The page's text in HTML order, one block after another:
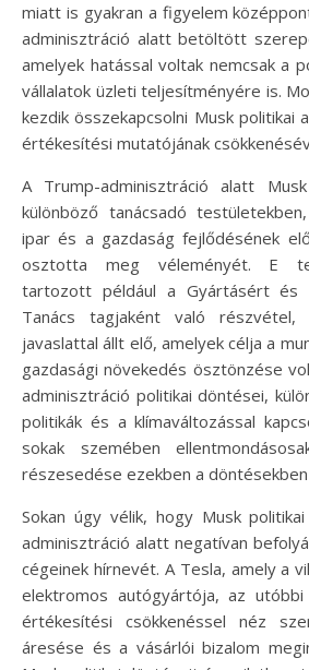
miatt is gyakran a figyelem
adminisztráció alatt betöltött
amelyek hatással voltak nemcsak a
vállalatok üzleti teljesítményére is.
kezdik összekapcsolni Musk politikai
értékesítési mutatójának
A Trump-adminisztráció alatt
különböző tanácsadó
ipar és a gazdaság fejlődésének
osztotta meg véleményét. E
tartozott például a Gyártásért és
Tanács tagjaként való részvétel,
javaslattal állt elő, amelyek célja a
gazdasági növekedés ösztönzése
adminisztráció politikai döntései,
politikák és a klímaváltozással
sokak szemében
részesedése ezekben a
Sokan úgy vélik, hogy Musk
adminisztráció alatt negatívan
cégeinek hírnevét. A Tesla, amely a
elektromos autógyártója, az utóbbi
értékesítési csökkenéssel néz
áresése és a vásárlói bizalom